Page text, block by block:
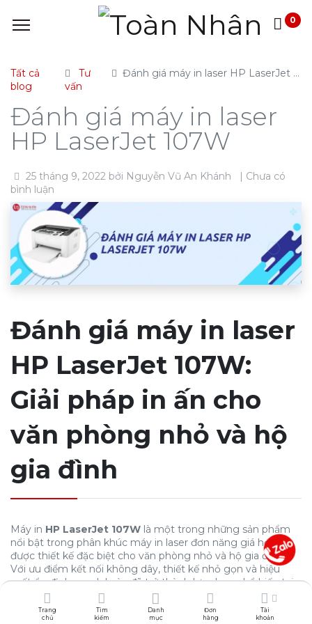
Trang
chủ
Tìm
kiếm
Danh
mục
Đơn
hàng
Tài
khoản
0
Tất cả
blog
Tư
vấn
Đánh giá máy in laser HP LaserJet 107W
Đánh giá máy in laser
HP LaserJet 107W
25 tháng 9, 2022 bởi Nguyễn Vũ An Khánh
| Chưa có
bình luận
Đánh giá máy in laser
HP LaserJet 107W:
Giải pháp in ấn cho
văn phòng nhỏ và hộ
gia đình
Máy in HP LaserJet 107W là một trong những sản phẩm
nổi bật trong phân khúc máy in laser đơn năng giá hợp lý,
được thiết kế đặc biệt cho văn phòng nhỏ và hộ gia đình.
Với ưu điểm kết nối không dây, thiết kế nhỏ gọn và hiệu
suất ổn định, model này đã trở thành lựa chọn phổ biến tại
thị trường Việt Nam. Bài đánh giá này dựa trên trải nghiệm
thực tế sử dụng máy tại thị trường Việt Nam và so sánh với